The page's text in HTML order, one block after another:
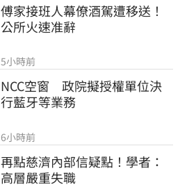
傅家接班人幕僚酒駕遭移送！
公所火速准辭
5小時前
NCC空窗　政院擬授權單位決
行藍牙等業務
6小時前
再點慈濟內部信疑點！學者：
高層嚴重失職